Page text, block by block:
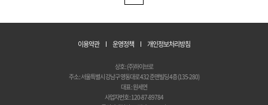
이용약관 운영정책 개인정보처리방침
상호 : (주)하이브로
주소 : 서울특별시 강남구 영동대로 432 준앤빌딩 4층 (135-280)
대표 : 원세연
사업자번호 : 120-87-89784